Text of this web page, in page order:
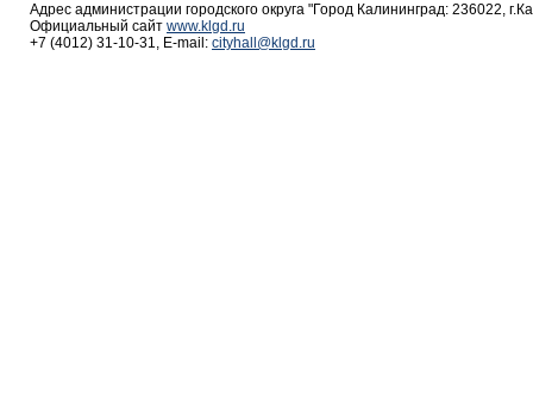
Адрес администрации городского округа "Город Калининград: 236022,
Официальный сайт www.klgd.ru
+7 (4012) 31-10-31, E-mail: cityhall@klgd.ru